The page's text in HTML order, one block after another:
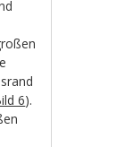
6).